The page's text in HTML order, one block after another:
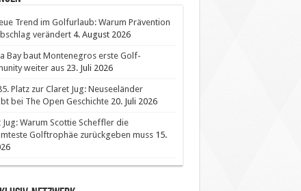
Trend im Golfurlaub: Warum Prävention
verändert 4. August 2026
Bay baut Montenegros erste Golf-
weiter aus 23. Juli 2026
Platz zur Claret Jug: Neuseeländer
bei The Open Geschichte 20. Juli 2026
Jug: Warum Scottie Scheffler die
Golftrophäe zurückgeben muss 15.